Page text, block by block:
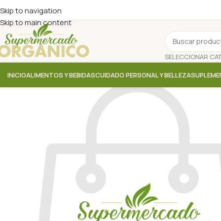
Skip to navigation
Skip to main content
INICIOALIMENTOS Y BEBIDASCUIDADO PERSONAL Y BELLEZA